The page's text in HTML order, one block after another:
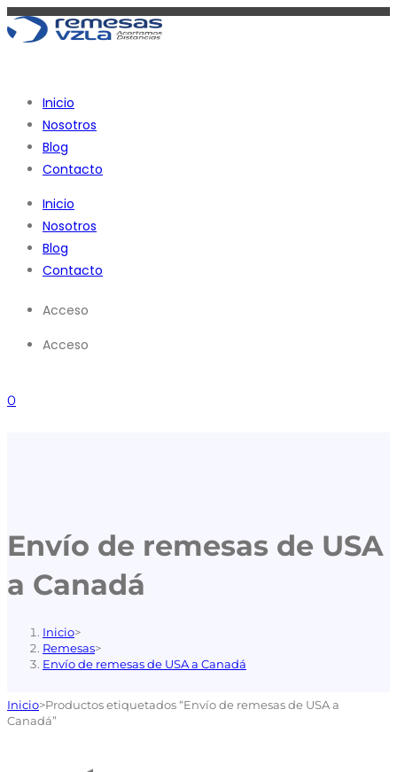
Ir
al
Inicio
Nosotros
Blog
Contacto
Inicio
Nosotros
Blog
Contacto
Acceso
Acceso
0
Envío de remesas de USA
a Canadá
Inicio>
Remesas>
Envío de remesas de USA a Canadá
Inicio>Productos etiquetados “Envío de remesas de USA a
Canadá”